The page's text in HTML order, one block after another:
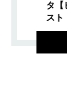
タ
スト